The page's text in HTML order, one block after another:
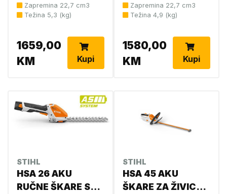
Zapremina 22,7 cm3
Težina 5,3 (kg)
1659,00
KM
Kupi
Zapremina 22,7 cm3
Težina 4,9 (kg)
1580,00
KM
Kupi
STIHL
HSA 26 AKU
RUČNE ŠKARE SET
STIHL
HSA 45 AKU
ŠKARE ZA ŽIVICU